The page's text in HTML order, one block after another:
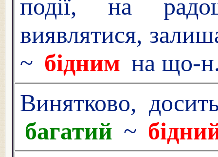
події, на
виявлятися,
~ бідним на що-
Винятково,
багатий ~